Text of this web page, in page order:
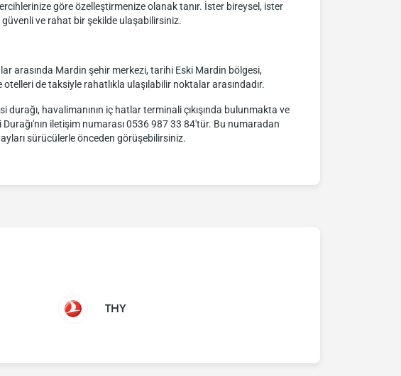
göre özelleştirmenize olanak tanır. İster bireysel, ister
ve rahat bir şekilde ulaşabilirsiniz.
arasında Mardin şehir merkezi, tarihi Eski Mardin bölgesi,
de taksiyle rahatlıkla ulaşılabilir noktalar arasındadır.
havalimanının iç hatlar terminali çıkışında bulunmakta ve
iletişim numarası 0536 987 33 84'tür. Bu numaradan
sürücülerle önceden görüşebilirsiniz.
THY